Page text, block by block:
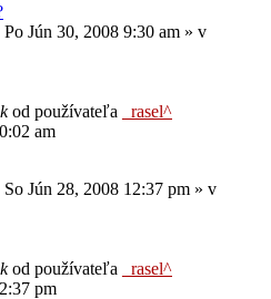
Po Jún 30, 2008 9:30 am » v
od používateľa
_rasel^
am
So Jún 28, 2008 12:37 pm » v
od používateľa
_rasel^
pm